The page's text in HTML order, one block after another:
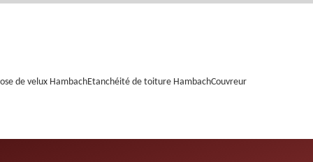
de velux HambachEtanchéité de toiture HambachCouvreur